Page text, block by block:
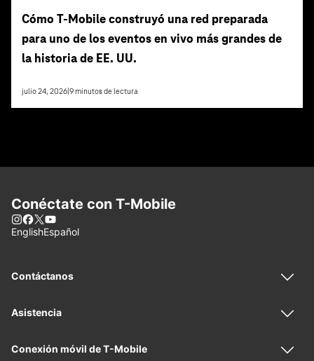
Cómo T‑Mobile construyó una red preparada
para uno de los eventos en vivo más grandes de
la historia de EE. UU.
julio 24, 2026 9 minutos de lectura